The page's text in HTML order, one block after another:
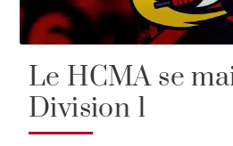
Le HCMA se
Division 1